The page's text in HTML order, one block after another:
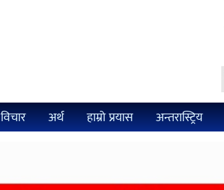
विचार अर्थ हाम्रो प्रयास अन्तरास्ट्रिय